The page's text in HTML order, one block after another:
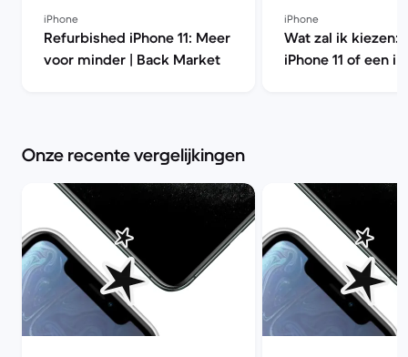
iPhone
Refurbished iPhone 11: Meer
voor minder | Back Market
iPhone
Wat zal ik kiezen:
iPhone 11 of een
Onze recente vergelijkingen